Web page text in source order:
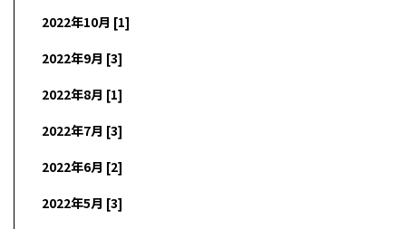
2022年10月 [1]
2022年9月 [3]
2022年8月 [1]
2022年7月 [3]
2022年6月 [2]
2022年5月 [3]